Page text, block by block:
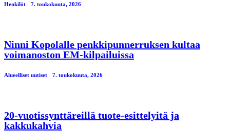
Henkilöt 7. toukokuuta, 2026
Ninni Kopolalle penkkipunnerruksen kultaa
voimanoston EM-kilpailuissa
Alueelliset uutiset 7. toukokuuta, 2026
20-vuotissynttäreillä tuote-esittelyitä ja
kakkukahvia